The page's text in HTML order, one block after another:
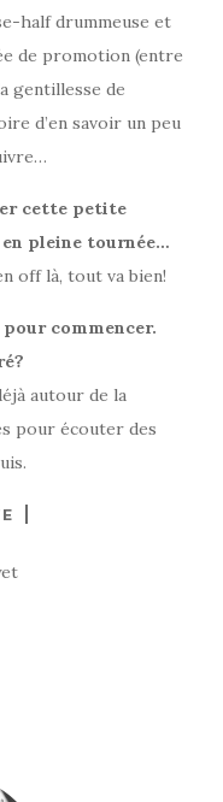
half drummeuse et
de promotion (entre
gentillesse de
d’en savoir un peu
cette petite
pleine tournée…
off là, tout va bien!
commencer.
autour de la
pour écouter des